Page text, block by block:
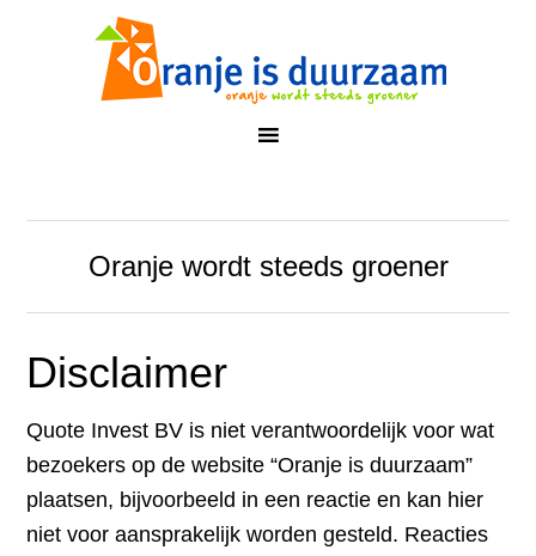
Oranje wordt steeds groener
Disclaimer
Quote Invest BV is niet verantwoordelijk voor wat
bezoekers op de website “Oranje is duurzaam”
plaatsen, bijvoorbeeld in een reactie en kan hier
niet voor aansprakelijk worden gesteld. Reacties